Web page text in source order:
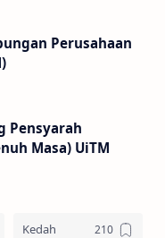
Perusahaan
Pensyarah
Masa) UiTM
Kedah